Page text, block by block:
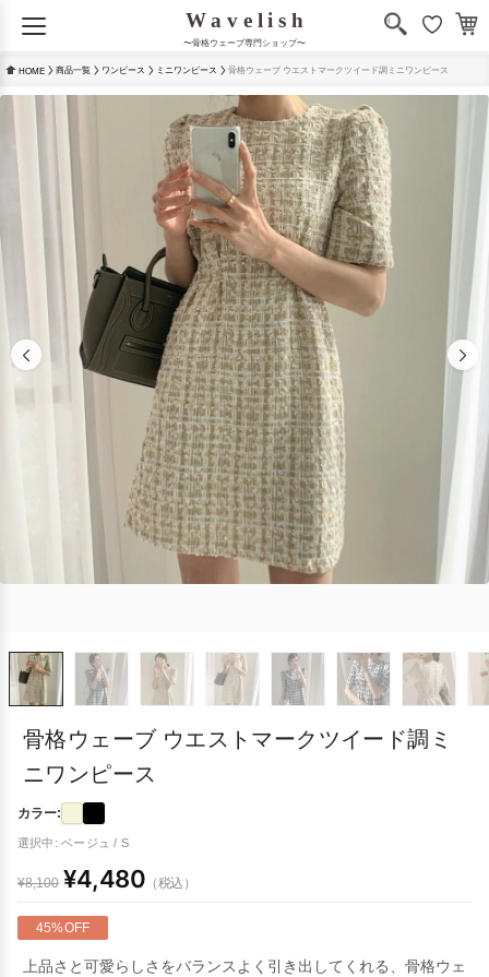
〜骨格ウェーブ専門ショップ〜
HOME 商品一覧 ワンピース ミニワンピース 骨格ウェーブ ウエストマークツイード調ミニワンピース
骨格ウェーブ ウエストマークツイード調ミ
ニワンピース
カラー:
選択中: ベージュ / S
¥8,100 ¥4,480 （税込）
45%OFF
上品さと可愛らしさをバランスよく引き出してくれる、骨格ウェ